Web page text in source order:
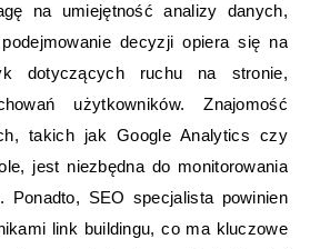
na umiejętność analizy danych,
decyzji opiera się na
dotyczących ruchu na stronie,
użytkowników. Znajomość
takich jak Google Analytics czy
jest niezbędna do monitorowania
Ponadto, SEO specjalista powinien
link buildingu, co ma kluczowe